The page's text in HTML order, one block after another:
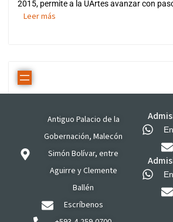
2015, permite a la UArtes avanzar con
Leer más
Antiguo Palacio de la
Gobernación, Malecón
Simón Bolívar, entre
Aguirre y Clemente
Ballén
Escríbenos